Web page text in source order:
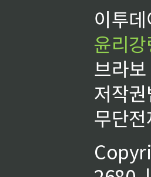
이투
윤리강
브라
저작
무단